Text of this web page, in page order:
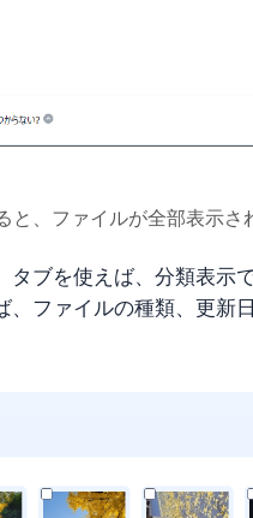
と、ファイルが全部表示さ
タブを使えば、分類表示
、ファイルの種類、更新